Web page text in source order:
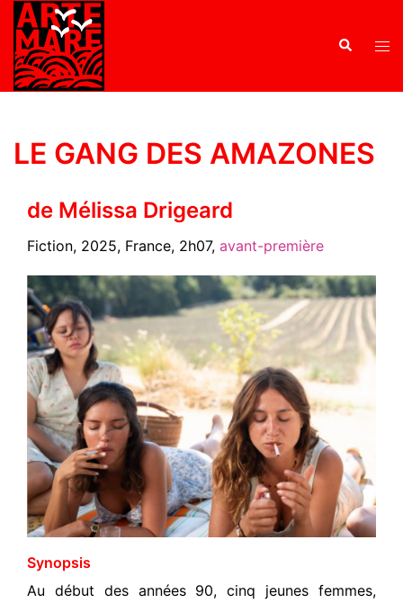
LE GANG DES AMAZONES
de Mélissa Drigeard
Fiction, 2025, France, 2h07, avant-première
Synopsis
Au début des années 90, cinq jeunes femmes,